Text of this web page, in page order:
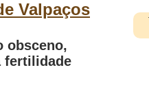
Valpaços
obsceno,
fertilidade